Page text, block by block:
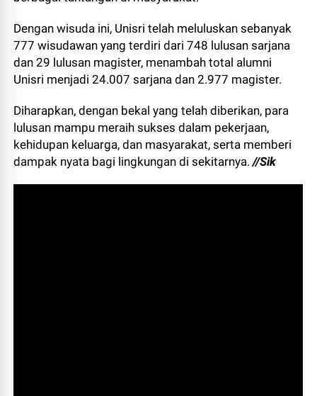
Dengan wisuda ini, Unisri telah meluluskan sebanyak
777 wisudawan yang terdiri dari 748 lulusan sarjana
dan 29 lulusan magister, menambah total alumni
Unisri menjadi 24.007 sarjana dan 2.977 magister.
Diharapkan, dengan bekal yang telah diberikan, para
lulusan mampu meraih sukses dalam pekerjaan,
kehidupan keluarga, dan masyarakat, serta memberi
dampak nyata bagi lingkungan di sekitarnya. //Sik